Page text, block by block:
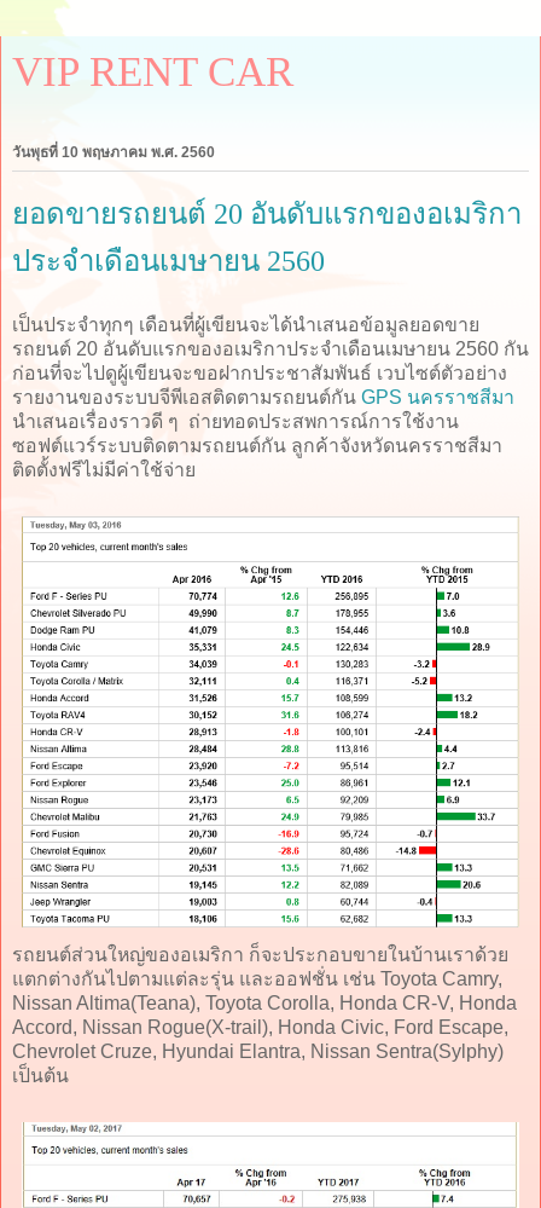
VIP RENT CAR
วันพุธที่ 10 พฤษภาคม พ.ศ. 2560
ยอดขายรถยนต์ 20 อันดับแรกของอเมริกา
ประจำเดือนเมษายน 2560
เป็นประจำทุกๆ เดือนที่ผู้เขียนจะได้นำเสนอข้อมูลยอดขาย
รถยนต์ 20 อันดับแรกของอเมริกาประจำเดือนเมษายน 2560 กัน
ก่อนที่จะไปดูผู้เขียนจะขอฝากประชาสัมพันธ์ เวบไซต์ตัวอย่าง
รายงานของระบบจีพีเอสติดตามรถยนต์กัน GPS นครราชสีมา
นำเสนอเรื่องราวดี ๆ ถ่ายทอดประสพการณ์การใช้งาน
ซอฟต์แวร์ระบบติดตามรถยนต์กัน ลูกค้าจังหวัดนครราชสีมา
ติดตั้งฟรีไม่มีค่าใช้จ่าย
รถยนต์ส่วนใหญ่ของอเมริกา ก็จะประกอบขายในบ้านเราด้วย
แตกต่างกันไปตามแต่ละรุ่น และออฟชั่น เช่น Toyota Camry,
Nissan Altima(Teana), Toyota Corolla, Honda CR-V, Honda
Accord, Nissan Rogue(X-trail), Honda Civic, Ford Escape,
Chevrolet Cruze, Hyundai Elantra, Nissan Sentra(Sylphy)
เป็นต้น